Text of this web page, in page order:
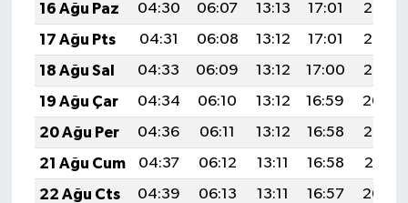
16 Ağu Paz
04:30 06:07 13:13 17:01
20:08
17 Ağu Pts
04:31 06:08 13:12 17:01
20:07
18 Ağu Sal
04:33 06:09 13:12 17:00
20:06
19 Ağu Çar
04:34 06:10 13:12 16:59
20:04
20 Ağu Per
04:36 06:11 13:12 16:58
20:03
21 Ağu Cum
04:37 06:12 13:11 16:58
20:01
22 Ağu Cts
04:39 06:13 13:11 16:57
20:00